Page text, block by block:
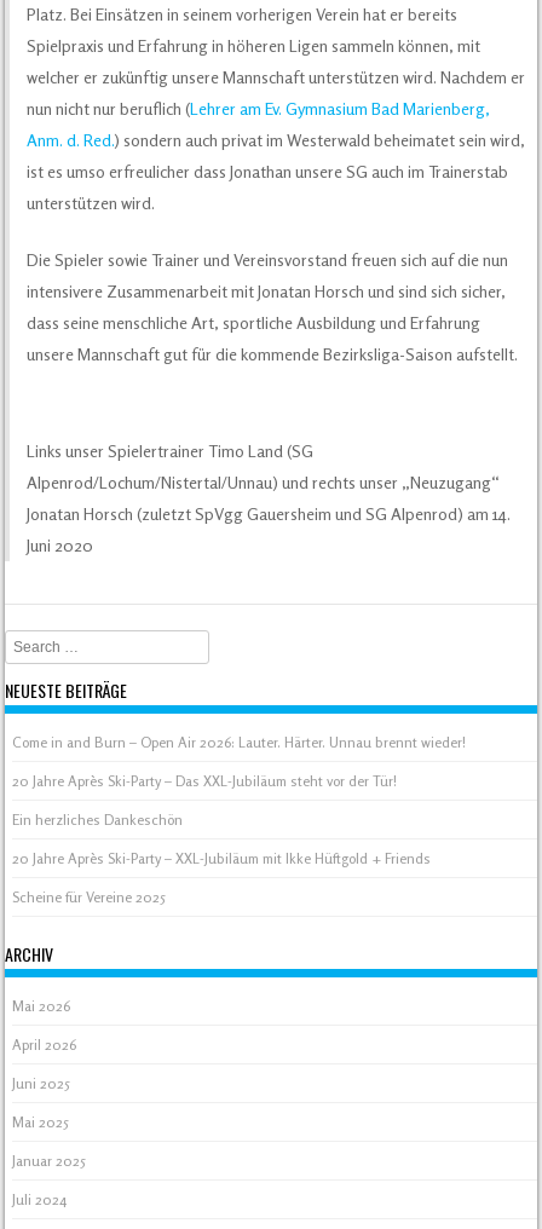
Platz. Bei Einsätzen in seinem vorherigen Verein hat er bereits
Spielpraxis und Erfahrung in höheren Ligen sammeln können, mit
welcher er zukünftig unsere Mannschaft unterstützen wird. Nachdem er
nun nicht nur beruflich (Lehrer am Ev. Gymnasium Bad Marienberg,
Anm. d. Red.) sondern auch privat im Westerwald beheimatet sein wird,
ist es umso erfreulicher dass Jonathan unsere SG auch im Trainerstab
unterstützen wird.
Die Spieler sowie Trainer und Vereinsvorstand freuen sich auf die nun
intensivere Zusammenarbeit mit Jonatan Horsch und sind sich sicher,
dass seine menschliche Art, sportliche Ausbildung und Erfahrung
unsere Mannschaft gut für die kommende Bezirksliga-Saison aufstellt.
Links unser Spielertrainer Timo Land (SG
Alpenrod/Lochum/Nistertal/Unnau) und rechts unser „Neuzugang“
Jonatan Horsch (zuletzt SpVgg Gauersheim und SG Alpenrod) am 14.
Juni 2020
Search
NEUESTE BEITRÄGE
Come in and Burn – Open Air 2026: Lauter. Härter. Unnau brennt wieder!
20 Jahre Après Ski-Party – Das XXL-Jubiläum steht vor der Tür!
Ein herzliches Dankeschön
20 Jahre Après Ski-Party – XXL-Jubiläum mit Ikke Hüftgold + Friends
Scheine für Vereine 2025
ARCHIV
Mai 2026
April 2026
Juni 2025
Mai 2025
Januar 2025
Juli 2024